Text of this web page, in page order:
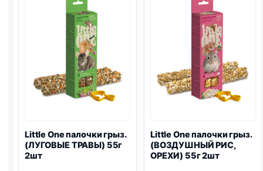
ГОРОХ)
230г
КРЫС,
ДЛЯ
ХОМЯКОВ,
ЯГОДЫ)
60г
2шт
Little Oneпалочки грыз.
(ЛУГОВЫЕ ТРАВЫ) 55г
2шт
Little Oneпалочки грыз.
(ВОЗДУШНЫЙ РИС,
ОРЕХИ) 55г 2шт